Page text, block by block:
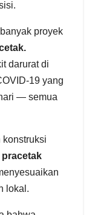
proyek
darurat di
19 yang
— semua
konstruksi
lokal.